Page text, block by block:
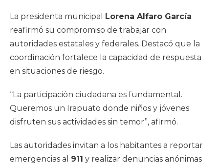
La presidenta municipal Lorena Alfaro García
reafirmó su compromiso de trabajar con
autoridades estatales y federales. Destacó que la
coordinación fortalece la capacidad de respuesta
en situaciones de riesgo.
“La participación ciudadana es fundamental.
Queremos un Irapuato donde niños y jóvenes
disfruten sus actividades sin temor”, afirmó.
Las autoridades invitan a los habitantes a reportar
emergencias al 911 y realizar denuncias anónimas